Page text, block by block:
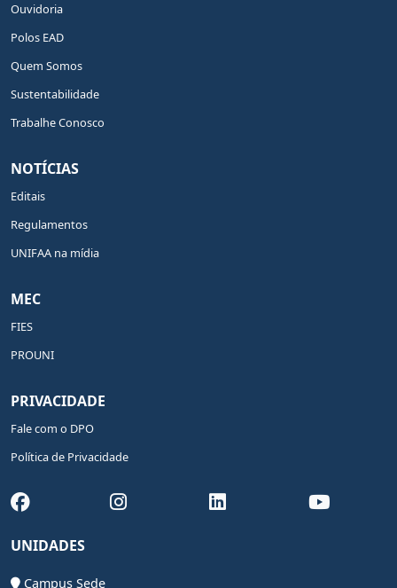
Ouvidoria
Polos EAD
Quem Somos
Sustentabilidade
Trabalhe Conosco
NOTÍCIAS
Editais
Regulamentos
UNIFAA na mídia
MEC
FIES
PROUNI
PRIVACIDADE
Fale com o DPO
Política de Privacidade
UNIDADES
Campus Sede